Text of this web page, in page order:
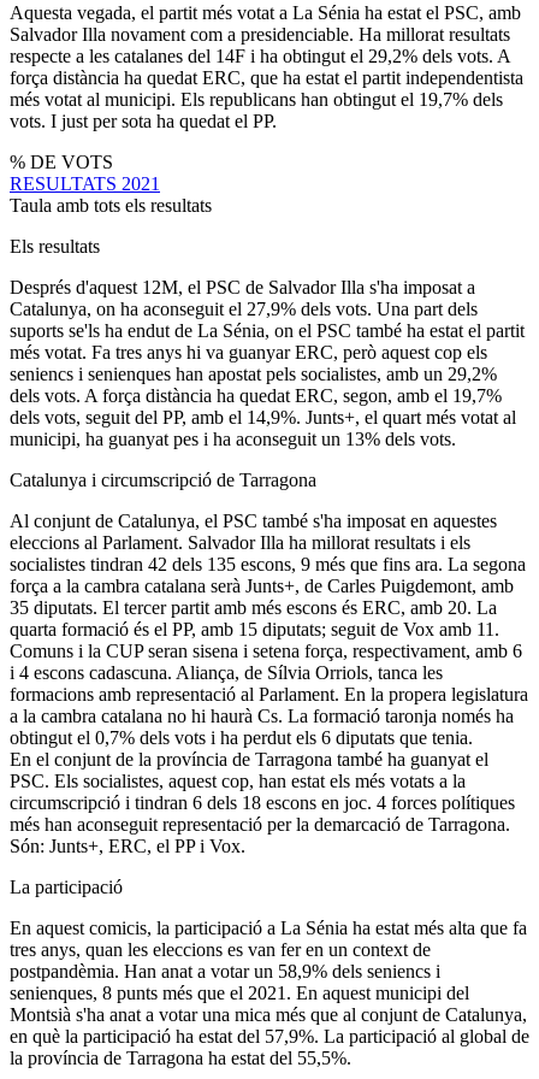
Aquesta vegada, el partit més votat a La Sénia ha estat el PSC, amb
Salvador Illa novament com a presidenciable. Ha millorat resultats
respecte a les catalanes del 14F i ha obtingut el 29,2% dels vots. A
força distància ha quedat ERC, que ha estat el partit independentista
més votat al municipi. Els republicans han obtingut el 19,7% dels
vots. I just per sota ha quedat el PP.
% DE VOTS
RESULTATS 2021
Taula amb tots els resultats
Els resultats
Després d'aquest 12M, el PSC de Salvador Illa s'ha imposat a
Catalunya, on ha aconseguit el 27,9% dels vots. Una part dels
suports se'ls ha endut de La Sénia, on el PSC també ha estat el partit
més votat. Fa tres anys hi va guanyar ERC, però aquest cop els
seniencs i senienques han apostat pels socialistes, amb un 29,2%
dels vots. A força distància ha quedat ERC, segon, amb el 19,7%
dels vots, seguit del PP, amb el 14,9%. Junts+, el quart més votat al
municipi, ha guanyat pes i ha aconseguit un 13% dels vots.
Catalunya i circumscripció de Tarragona
Al conjunt de Catalunya, el PSC també s'ha imposat en aquestes
eleccions al Parlament. Salvador Illa ha millorat resultats i els
socialistes tindran 42 dels 135 escons, 9 més que fins ara. La segona
força a la cambra catalana serà Junts+, de Carles Puigdemont, amb
35 diputats. El tercer partit amb més escons és ERC, amb 20. La
quarta formació és el PP, amb 15 diputats; seguit de Vox amb 11.
Comuns i la CUP seran sisena i setena força, respectivament, amb 6
i 4 escons cadascuna. Aliança, de Sílvia Orriols, tanca les
formacions amb representació al Parlament. En la propera legislatura
a la cambra catalana no hi haurà Cs. La formació taronja només ha
obtingut el 0,7% dels vots i ha perdut els 6 diputats que tenia.
En el conjunt de la província de Tarragona també ha guanyat el
PSC. Els socialistes, aquest cop, han estat els més votats a la
circumscripció i tindran 6 dels 18 escons en joc. 4 forces polítiques
més han aconseguit representació per la demarcació de Tarragona.
Són: Junts+, ERC, el PP i Vox.
La participació
En aquest comicis, la participació a La Sénia ha estat més alta que fa
tres anys, quan les eleccions es van fer en un context de
postpandèmia. Han anat a votar un 58,9% dels seniencs i
senienques, 8 punts més que el 2021. En aquest municipi del
Montsià s'ha anat a votar una mica més que al conjunt de Catalunya,
en què la participació ha estat del 57,9%. La participació al global de
la província de Tarragona ha estat del 55,5%.